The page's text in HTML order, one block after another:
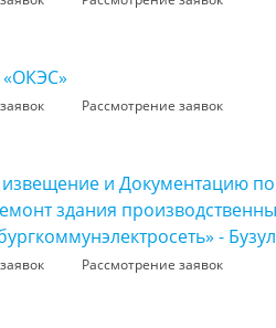
Рассмотрение заявок
и Документацию
здания
-
Рассмотрение заявок